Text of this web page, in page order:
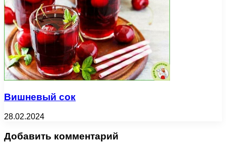
Вишневый сок
28.02.2024
Добавить комментарий